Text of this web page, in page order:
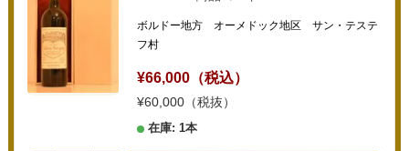
ボルドー地方 オーメドック地区 サン・テステ
フ村
¥66,000（税込）
¥60,000（税抜）
在庫: 1本